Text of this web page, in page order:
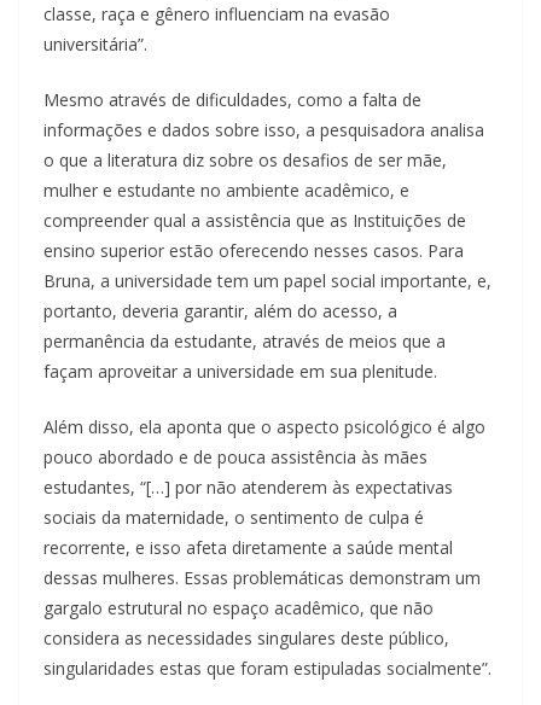
classe, raça e gênero influenciam na evasão
universitária”.
Mesmo através de dificuldades, como a falta de
informações e dados sobre isso, a pesquisadora analisa
o que a literatura diz sobre os desafios de ser mãe,
mulher e estudante no ambiente acadêmico, e
compreender qual a assistência que as Instituições de
ensino superior estão oferecendo nesses casos. Para
Bruna, a universidade tem um papel social importante, e,
portanto, deveria garantir, além do acesso, a
permanência da estudante, através de meios que a
façam aproveitar a universidade em sua plenitude.
Além disso, ela aponta que o aspecto psicológico é algo
pouco abordado e de pouca assistência às mães
estudantes, “[…] por não atenderem às expectativas
sociais da maternidade, o sentimento de culpa é
recorrente, e isso afeta diretamente a saúde mental
dessas mulheres. Essas problemáticas demonstram um
gargalo estrutural no espaço acadêmico, que não
considera as necessidades singulares deste público,
singularidades estas que foram estipuladas socialmente”.